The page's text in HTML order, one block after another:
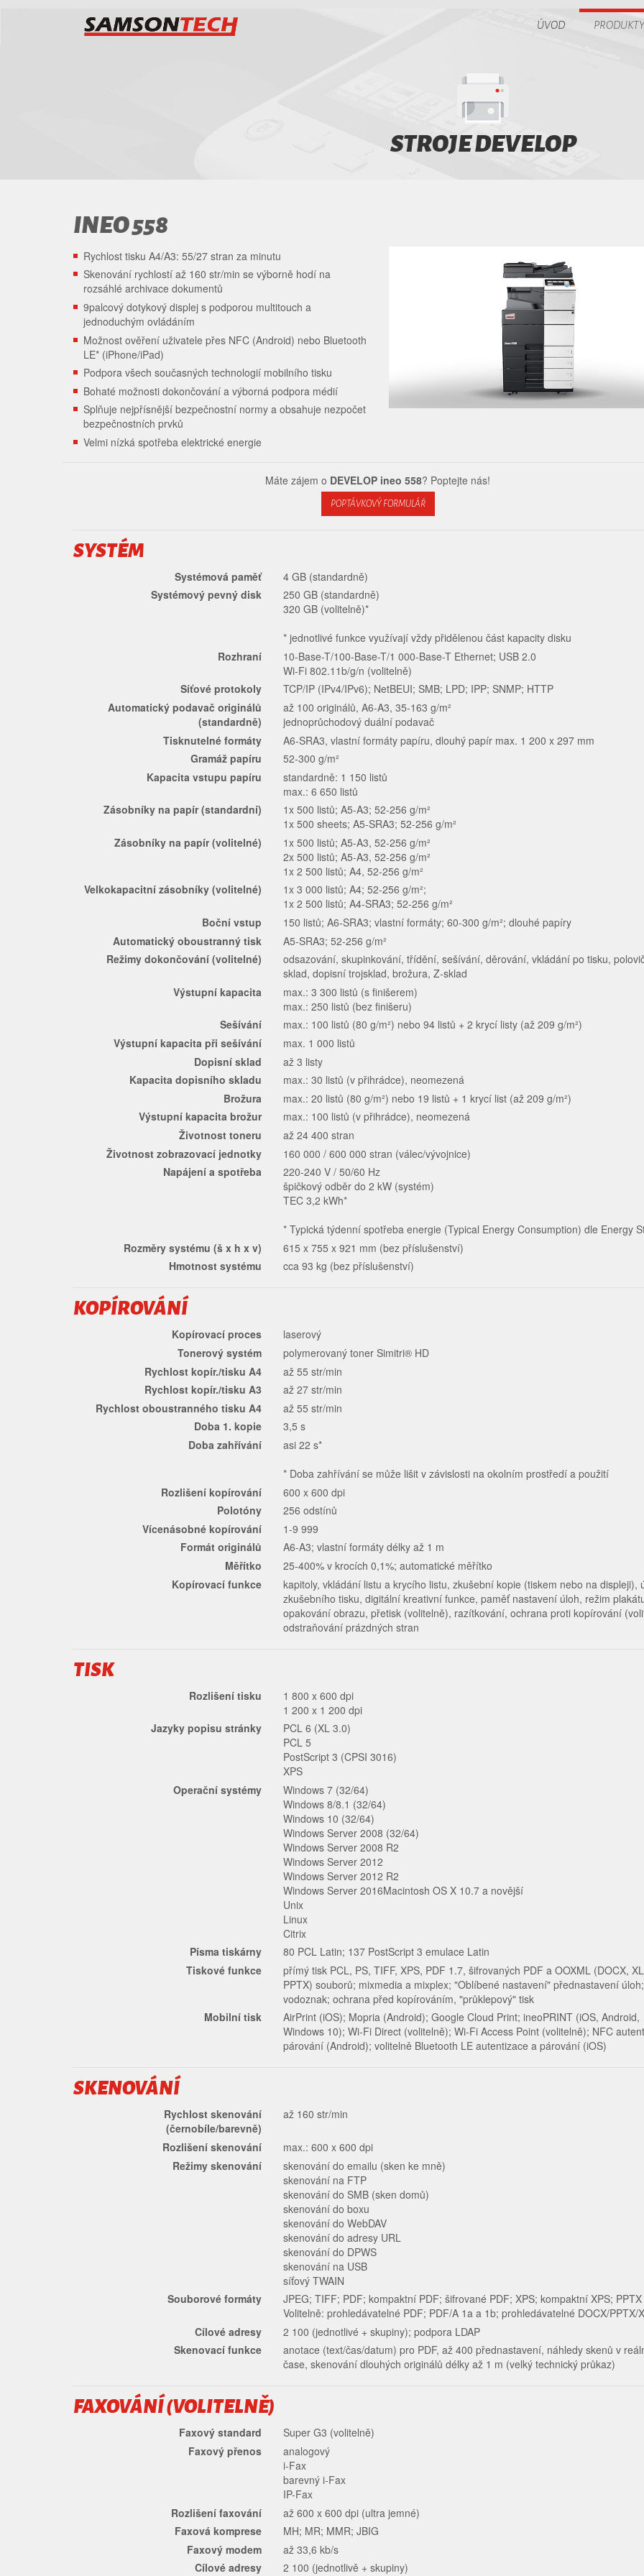
ÚVOD
STROJE DEVELOP
INEO 558
Rychlost tisku A4/A3: 55/27 stran za minutu
Skenování rychlostí až 160 str/min se výborně hodí na
rozsáhlé archivace dokumentů
9palcový dotykový displej s podporou multitouch a
jednoduchým ovládáním
Možnost ověření uživatele přes NFC (Android) nebo Bluetooth
LE* (iPhone/iPad)
Podpora všech současných technologií mobilního tisku
Bohaté možnosti dokončování a výborná podpora médií
Splňuje nejpřísnější bezpečnostní normy a obsahuje nezpočet
bezpečnostních prvků
Velmi nízká spotřeba elektrické energie
Máte zájem o DEVELOP ineo 558? Poptejte nás!
POPTÁVKOVÝ FORMULÁŘ
SYSTÉM
Systémová paměť
4 GB (standardně)
Systémový pevný disk
250 GB (standardně)
320 GB (volitelně)*
* jednotlivé funkce využívají vždy přidělenou část kapacity disku
Rozhraní
10-Base-T/100-Base-T/1 000-Base-T Ethernet; USB 2.0
Wi-Fi 802.11b/g/n (volitelně)
Síťové protokoly
TCP/IP (IPv4/IPv6); NetBEUI; SMB; LPD; IPP; SNMP; HTTP
Automatický podavač originálů
(standardně)
až 100 originálů, A6-A3, 35-163 g/m²
jednoprůchodový duální podavač
Tisknutelné formáty
A6-SRA3, vlastní formáty papíru, dlouhý papír max. 1 200 x 297 mm
Gramáž papíru
52-300 g/m²
Kapacita vstupu papíru
standardně: 1 150 listů
max.: 6 650 listů
Zásobníky na papír (standardní)
1x 500 listů; A5-A3; 52-256 g/m²
1x 500 sheets; A5-SRA3; 52-256 g/m²
Zásobníky na papír (volitelné)
1x 500 listů; A5-A3, 52-256 g/m²
2x 500 listů; A5-A3, 52-256 g/m²
1x 2 500 listů; A4, 52-256 g/m²
Velkokapacitní zásobníky (volitelné)
1x 3 000 listů; A4; 52-256 g/m²;
1x 2 500 listů; A4-SRA3; 52-256 g/m²
Boční vstup
150 listů; A6-SRA3; vlastní formáty; 60-300 g/m²; dlouhé papíry
Automatický oboustranný tisk
A5-SRA3; 52-256 g/m²
Režimy dokončování (volitelné)
odsazování, skupinkování, třídění, sešívání, děrování, vkládání po tisku,
sklad, dopisní trojsklad, brožura, Z-sklad
Výstupní kapacita
max.: 3 300 listů (s finišerem)
max.: 250 listů (bez finišeru)
Sešívání
max.: 100 listů (80 g/m²) nebo 94 listů + 2 krycí listy (až 209 g/m²)
Výstupní kapacita při sešívání
max. 1 000 listů
Dopisní sklad
až 3 listy
Kapacita dopisního skladu
max.: 30 listů (v přihrádce), neomezená
Brožura
max.: 20 listů (80 g/m²) nebo 19 listů + 1 krycí list (až 209 g/m²)
Výstupní kapacita brožur
max.: 100 listů (v přihrádce), neomezená
Životnost toneru
až 24 400 stran
Životnost zobrazovací jednotky
160 000 / 600 000 stran (válec/vývojnice)
Napájení a spotřeba
220-240 V / 50/60 Hz
špičkový odběr do 2 kW (systém)
TEC 3,2 kWh*
* Typická týdenní spotřeba energie (Typical Energy Consumption) dle Energy
Rozměry systému (š x h x v)
615 x 755 x 921 mm (bez příslušenství)
Hmotnost systému
cca 93 kg (bez příslušenství)
KOPÍROVÁNÍ
Kopírovací proces
laserový
Tonerový systém
polymerovaný toner Simitri® HD
Rychlost kopír./tisku A4
až 55 str/min
Rychlost kopír./tisku A3
až 27 str/min
Rychlost oboustranného tisku A4
až 55 str/min
Doba 1. kopie
3,5 s
Doba zahřívání
asi 22 s*
* Doba zahřívání se může lišit v závislosti na okolním prostředí a použití
Rozlišení kopírování
600 x 600 dpi
Polotóny
256 odstínů
Vícenásobné kopírování
1-9 999
Formát originálů
A6-A3; vlastní formáty délky až 1 m
Měřítko
25-400% v krocích 0,1%; automatické měřítko
Kopírovací funkce
kapitoly, vkládání listu a krycího listu, zkušební kopie (tiskem nebo na displeji),
zkušebního tisku, digitální kreativní funkce, paměť nastavení úloh, režim
opakování obrazu, přetisk (volitelně), razítkování, ochrana proti kopírování
odstraňování prázdných stran
TISK
Rozlišení tisku
1 800 x 600 dpi
1 200 x 1 200 dpi
Jazyky popisu stránky
PCL 6 (XL 3.0)
PCL 5
PostScript 3 (CPSI 3016)
XPS
Operační systémy
Windows 7 (32/64)
Windows 8/8.1 (32/64)
Windows 10 (32/64)
Windows Server 2008 (32/64)
Windows Server 2008 R2
Windows Server 2012
Windows Server 2012 R2
Windows Server 2016Macintosh OS X 10.7 a novější
Unix
Linux
Citrix
Písma tiskárny
80 PCL Latin; 137 PostScript 3 emulace Latin
Tiskové funkce
přímý tisk PCL, PS, TIFF, XPS, PDF 1.7, šifrovaných PDF a OOXML (DOCX,
PPTX) souborů; mixmedia a mixplex; "Oblíbené nastavení" přednastavení
vodoznak; ochrana před kopírováním, "průklepový" tisk
Mobilní tisk
AirPrint (iOS); Mopria (Android); Google Cloud Print; ineoPRINT (iOS, Android,
Windows 10); Wi-Fi Direct (volitelně); Wi-Fi Access Point (volitelně); NFC
párování (Android); volitelně Bluetooth LE autentizace a párování (iOS)
SKENOVÁNÍ
Rychlost skenování
(černobíle/barevně)
až 160 str/min
Rozlišení skenování
max.: 600 x 600 dpi
Režimy skenování
skenování do emailu (sken ke mně)
skenování na FTP
skenování do SMB (sken domů)
skenování do boxu
skenování do WebDAV
skenování do adresy URL
skenování do DPWS
skenování na USB
síťový TWAIN
Souborové formáty
JPEG; TIFF; PDF; kompaktní PDF; šifrované PDF; XPS; kompaktní XPS; PPTX
Volitelně: prohledávatelné PDF; PDF/A 1a a 1b; prohledávatelné DOCX/PPTX/
Cílové adresy
2 100 (jednotlivé + skupiny); podpora LDAP
Skenovací funkce
anotace (text/čas/datum) pro PDF, až 400 přednastavení, náhledy skenů v
čase, skenování dlouhých originálů délky až 1 m (velký technický průkaz)
FAXOVÁNÍ (VOLITELNĚ)
Faxový standard
Super G3 (volitelně)
Faxový přenos
analogový
i-Fax
barevný i-Fax
IP-Fax
Rozlišení faxování
až 600 x 600 dpi (ultra jemné)
Faxová komprese
MH; MR; MMR; JBIG
Faxový modem
až 33,6 kb/s
Cílové adresy
2 100 (jednotlivě + skupiny)